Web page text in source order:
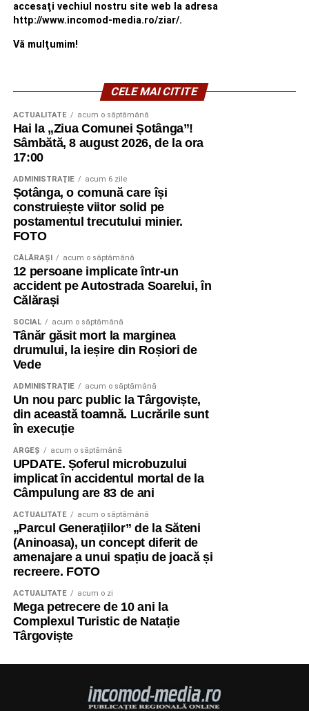
accesaţi vechiul nostru site web la adresa
http://www.incomod-media.ro/ziar/.
Vă mulţumim!
CELE MAI CITITE
ACTUALITATE acum o săptămână
Hai la „Ziua Comunei Șotânga”!
Sâmbătă, 8 august 2026, de la ora
17:00
ADMINISTRAŢIE acum 6 zile
Șotânga, o comună care își
construiește viitor solid pe
postamentul trecutului minier.
FOTO
CĂLĂRAŞI acum o săptămână
12 persoane implicate într-un
accident pe Autostrada Soarelui, în
Călărași
SOCIAL acum o săptămână
Tânăr găsit mort la marginea
drumului, la ieșire din Roșiori de
Vede
ADMINISTRAŢIE acum o săptămână
Un nou parc public la Târgoviște,
din această toamnă. Lucrările sunt
în execuție
ARGEȘ acum o săptămână
UPDATE. Șoferul microbuzului
implicat în accidentul mortal de la
Câmpulung are 83 de ani
ACTUALITATE acum o săptămână
„Parcul Generațiilor” de la Săteni
(Aninoasa), un concept diferit de
amenajare a unui spațiu de joacă și
recreere. FOTO
ACTUALITATE acum o zi
Mega petrecere de 10 ani la
Complexul Turistic de Natație
Târgoviște